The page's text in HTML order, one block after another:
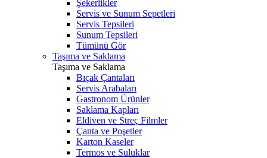
Şekerlikler
Servis ve Sunum Sepetleri
Servis Tepsileri
Sunum Tepsileri
Tümünü Gör
Taşıma ve Saklama
Taşıma ve Saklama
Bıçak Çantaları
Servis Arabaları
Gastronom Ürünler
Saklama Kapları
Eldiven ve Streç Filmler
Çanta ve Poşetler
Karton Kaseler
Termos ve Suluklar